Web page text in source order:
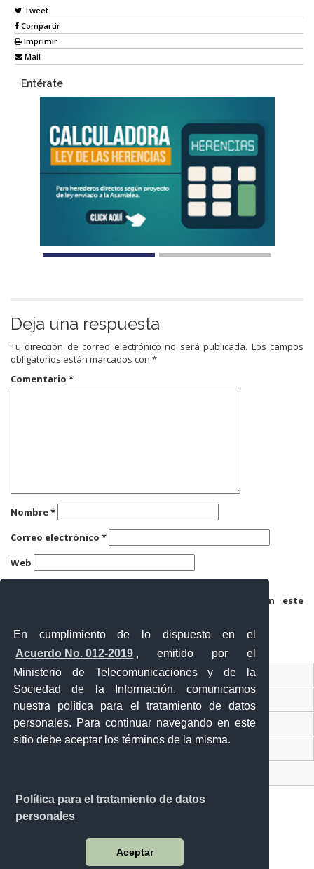
En cumplimiento de lo dispuesto en el
Acuerdo No. 012-2019 , emitido por el
Ministerio de Telecomunicaciones y de la
Sociedad de la Información, comunicamos
nuestra política para el tratamiento de datos
personales. Para continuar navegando en este
sitio debe aceptar los términos de la misma.
Política para el tratamiento de datos
personales
Aceptar
Tweet
Compartir
Imprimir
Mail
Entérate
Deja una respuesta
Tu dirección de correo electrónico no será publicada. Los campos
obligatorios están marcados con *
Comentario *
Nombre*
Correo electrónico *
Web
Guarda mi nombre, correo electrónico y web en este
Ventanilla Única Virtual
Ventanilla Única de Comercio Exterior
Gobierno Abierto
Malecón y Aguirre
Guayaquil - Ecuador